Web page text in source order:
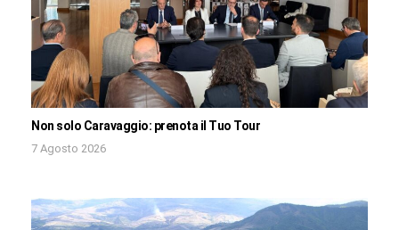
Non solo Caravaggio: prenota il Tuo Tour
7 Agosto 2026